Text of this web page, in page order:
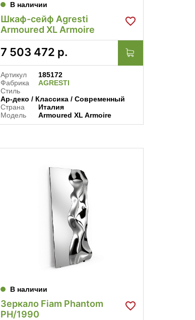
В наличии
Шкаф-сейф Agresti
Armoured XL Armoire
7 503 472 р.
Артикул
185172
Фабрика
AGRESTI
Стиль
Ар-деко / Классика / Современный
Страна
Италия
Модель
Armoured XL Armoire
В наличии
Зеркало Fiam Phantom
PH/1990